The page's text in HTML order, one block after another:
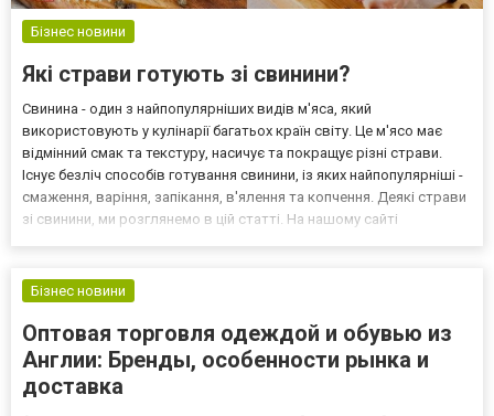
Бізнес новини
Які страви готують зі свинини?
Свинина - один з найпопулярніших видів м'яса, який
використовують у кулінарії багатьох країн світу. Це м'ясо має
відмінний смак та текстуру, насичує та покращує різні страви.
Існує безліч способів готування свинини, із яких найпопулярніші -
смаження, варіння, запікання, в'ялення та копчення. Деякі страви
зі свинини, ми розглянемо в цій статті. На нашому сайті
Бізнес новини
Оптовая торговля одеждой и обувью из
Англии: Бренды, особенности рынка и
доставка